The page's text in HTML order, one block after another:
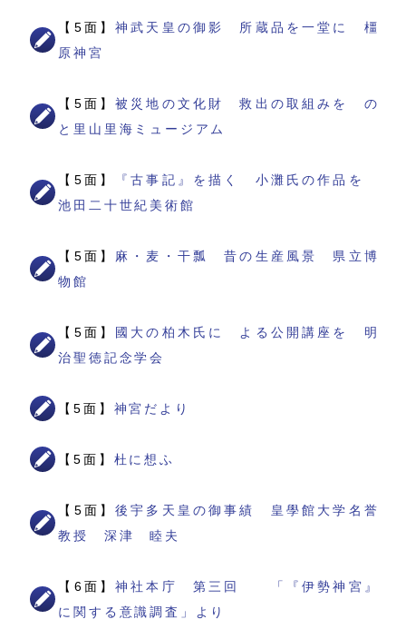
【5面】神武天皇の御影 所蔵品を一堂に 橿
原神宮
【5面】被災地の文化財 救出の取組みを の
と里山里海ミュージアム
【5面】
『古事記』を描く 小灘氏の作品を
池田二十世紀美術館
【5面】 麻・麦・干瓢 昔の生産風景 県立博
物館
【5面】
國大の柏木氏に よる公開講座を 明
治聖徳記念学会
【5面】 神宮だより
【5面】 杜に想ふ
【5面】後宇多天皇の御事績 皇學館大学名誉
教授 深津 睦夫
【6面】神社本庁 第三回 「『伊勢神宮』
に関する意識調査」より